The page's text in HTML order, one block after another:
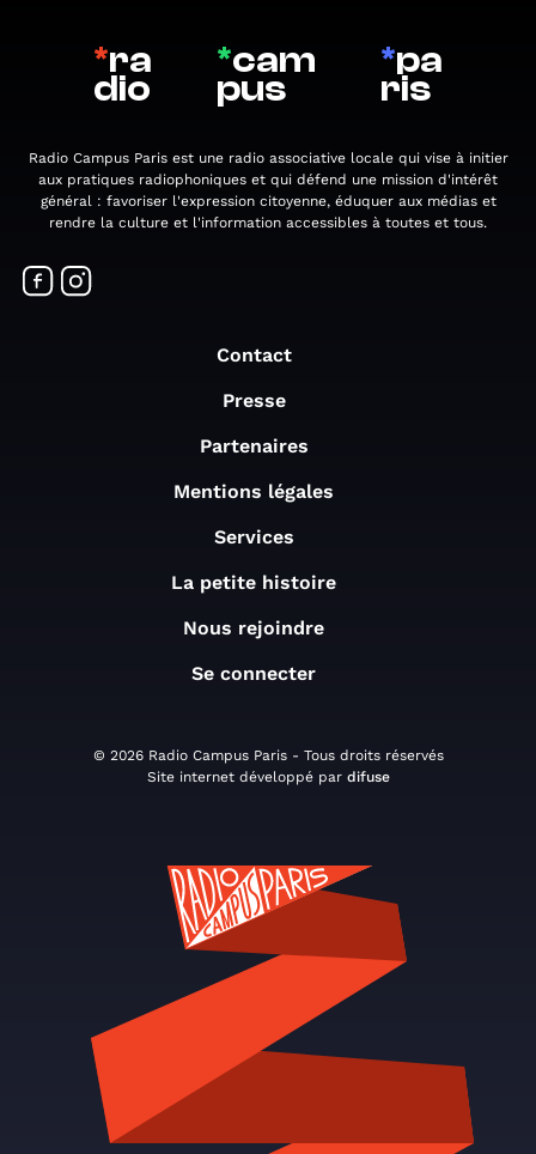
*ra
dio
*cam
pus
*pa
ris
Radio Campus Paris est une radio associative locale qui vise à initier
aux pratiques radiophoniques et qui défend une mission d'intérêt
général : favoriser l'expression citoyenne, éduquer aux médias et
rendre la culture et l'information accessibles à toutes et tous.
Contact
Presse
Partenaires
Mentions légales
Services
La petite histoire
Nous rejoindre
Se connecter
© 2026 Radio Campus Paris - Tous droits réservés
Site internet développé par difuse